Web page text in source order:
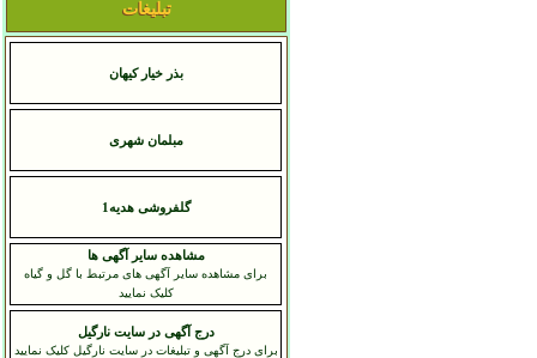
تبلیغات
بذر خیار کیهان
مبلمان شهری
گلفروشی هدیه1
مشاهده سایر آگهی ها
برای مشاهده سایر آگهی های مرتبط با گل و گیاه
کلیک نمایید
درج آگهی در سایت نارگیل
برای درج آگهی و تبلیغات در سایت نارگیل کلیک نمایید